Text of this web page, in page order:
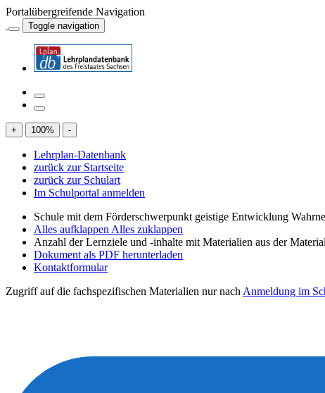
Portalübergreifende Navigation
Toggle navigation
+ 100% -
Lehrplan-Datenbank
zurück zur Startseite
zurück zur Schulart
Im Schulportal anmelden
Schule mit dem Förderschwerpunkt geistige Entwicklung
Alles aufklappen Alles zuklappen
Anzahl der Lernziele und -inhalte mit Materialien aus der
Dokument als PDF herunterladen
Kontaktformular
Zugriff auf die fachspezifischen Materialien nur nach Anmeldung im